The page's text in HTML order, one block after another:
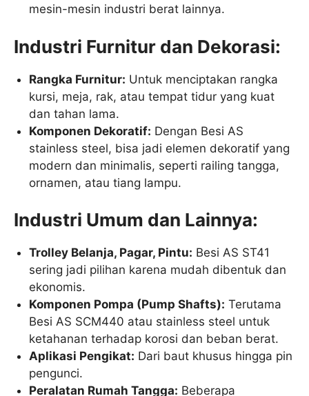
mesin-mesin industri berat lainnya.
Industri Furnitur dan Dekorasi:
Rangka Furnitur: Untuk menciptakan rangka
kursi, meja, rak, atau tempat tidur yang kuat
dan tahan lama.
Komponen Dekoratif: Dengan Besi AS
stainless steel, bisa jadi elemen dekoratif yang
modern dan minimalis, seperti railing tangga,
ornamen, atau tiang lampu.
Industri Umum dan Lainnya:
Trolley Belanja, Pagar, Pintu: Besi AS ST41
sering jadi pilihan karena mudah dibentuk dan
ekonomis.
Komponen Pompa (Pump Shafts): Terutama
Besi AS SCM440 atau stainless steel untuk
ketahanan terhadap korosi dan beban berat.
Aplikasi Pengikat: Dari baut khusus hingga pin
pengunci.
Peralatan Rumah Tangga: Beberapa